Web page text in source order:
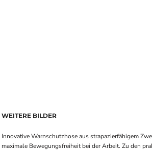
WEITERE BILDER
Innovative Warnschutzhose aus strapazierfähigem
maximale Bewegungsfreiheit bei der Arbeit. Zu den